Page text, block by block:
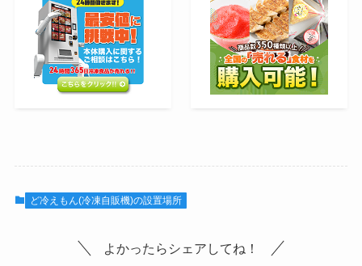
ど冷えもん(冷凍自販機)の設置場所
よかったらシェアしてね！